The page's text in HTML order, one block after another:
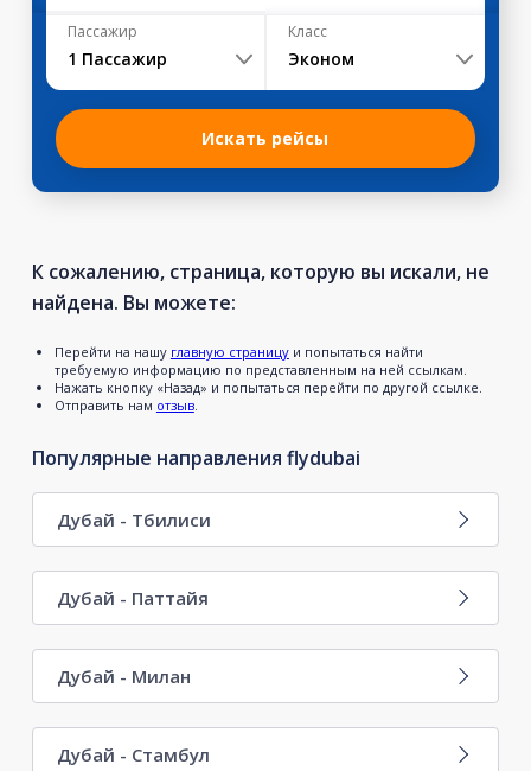
Пассажир
1 Пассажир
Класс
Эконом
Искать рейсы
К сожалению, страница, которую вы искали, не
найдена. Вы можете:
Перейти на нашу главную страницуи попытаться найти
требуемую информацию по представленным на ней ссылкам.
Нажать кнопку «Назад» и попытаться перейти по другой ссылке.
Отправить нам отзыв.
Популярные направления flydubai
Дубай - Тбилиси
Дубай - Паттайя
Дубай - Милан
Дубай - Стамбул